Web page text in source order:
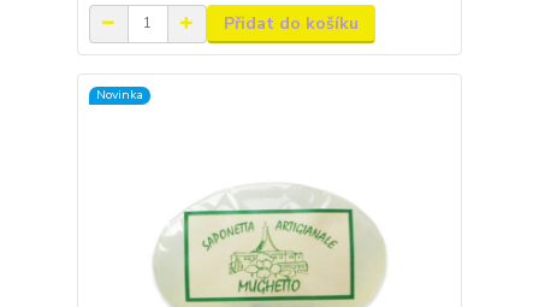
Přidat do košíku
Novinka